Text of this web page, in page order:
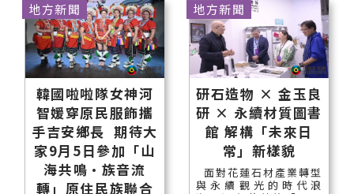
韓國啦啦隊女神河
智媛穿原民服飾攜
手吉安鄉長 期待大
家9月5日參加「山
海共鳴•族音流
轉」原住民族聯合
地方新聞
研石造物 × 金玉良
研 × 永續材質圖書
館 解構「未來日
常」新樣貌
面對花蓮石材產業轉型
與永續觀光的時代浪
地方新聞